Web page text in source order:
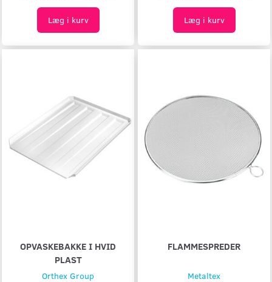
Læg i kurv Læg i kurv
OPVASKEBAKKE I HVID
PLAST
Orthex Group
FLAMMESPREDER
Metaltex